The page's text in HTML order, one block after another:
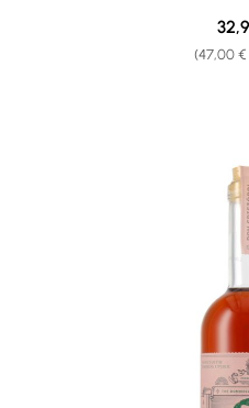
(47,00 €